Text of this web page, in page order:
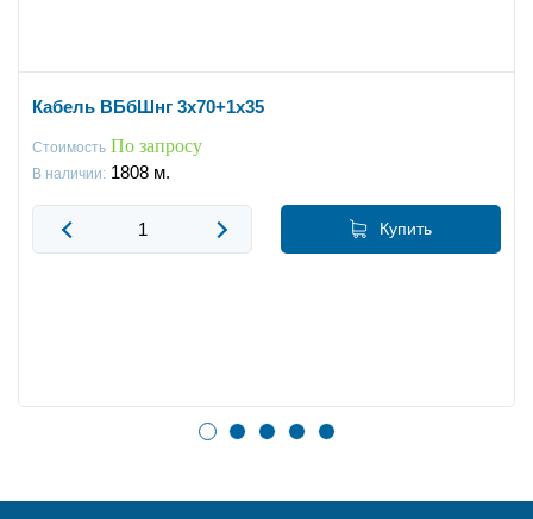
Кабель ВБбШнг 3x70+1x35
Стоимость По запросу
В наличии: 1808 м.
Купить